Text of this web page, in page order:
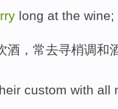
long at the wine
酒 ，常去寻梢调和
custom with all